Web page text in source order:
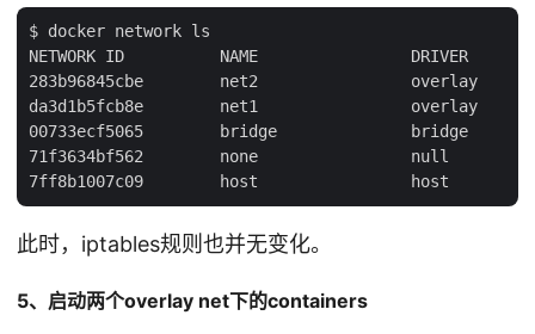
$ docker network ls
NETWORK ID          NAME                DRIVER
283b96845cbe        net2                overlay
da3d1b5fcb8e        net1                overlay
00733ecf5065        bridge              bridge
71f3634bf562        none                null
此时，iptables规则也并无变化。
5、启动两个overlay net下的containers